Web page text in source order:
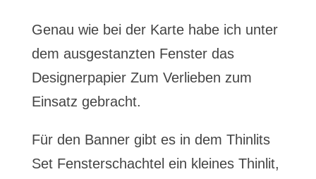
Genau wie bei der Karte habe ich unter
dem ausgestanzten Fenster das
Designerpapier Zum Verlieben zum
Einsatz gebracht.
Für den Banner gibt es in dem Thinlits
Set Fensterschachtel ein kleines Thinlit,